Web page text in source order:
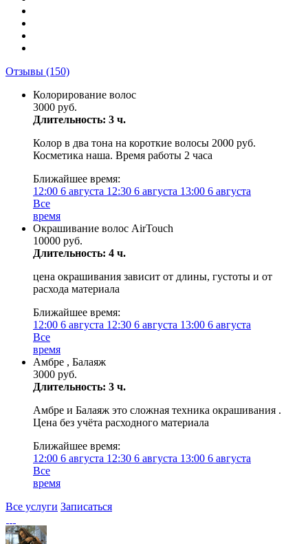
Отзывы (150)
Колорирование волос
3000 руб.
Длительность: 3 ч.
Колор в два тона на короткие волосы 2000 руб.
Косметика наша. Время работы 2 часа
Ближайшее время:
12:00 6 августа 12:30 6 августа 13:00 6 августа
Все
время
Окрашивание волос AirTouch
10000 руб.
Длительность: 4 ч.
цена окрашивания зависит от длины, густоты и от
расхода материала
Ближайшее время:
12:00 6 августа 12:30 6 августа 13:00 6 августа
Все
время
Амбре , Балаяж
3000 руб.
Длительность: 3 ч.
Амбре и Балаяж это сложная техника окрашивания .
Цена без учёта расходного материала
Ближайшее время:
12:00 6 августа 12:30 6 августа 13:00 6 августа
Все
время
Все услуги Записаться